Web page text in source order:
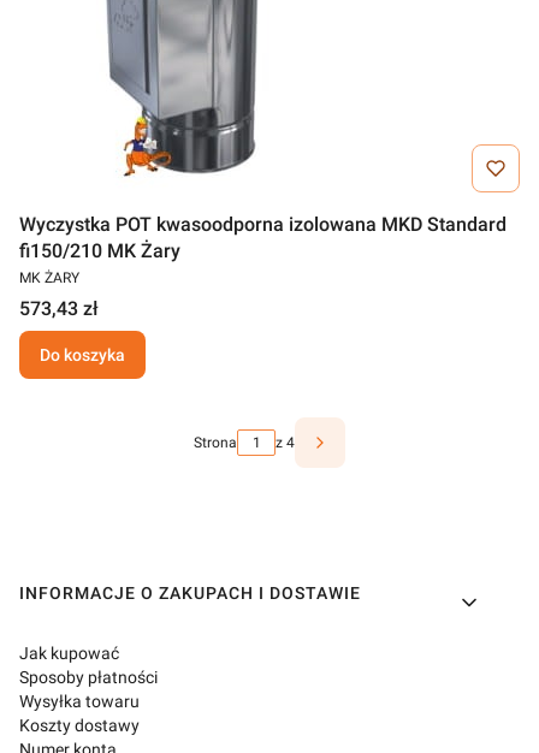
Wyczystka POT kwasoodporna izolowana MKD Standard
fi150/210 MK Żary
MK ŻARY
573,43 zł
Do koszyka
Strona z 4
Linki w stopce
INFORMACJE O ZAKUPACH I DOSTAWIE
Jak kupować
Sposoby płatności
Wysyłka towaru
Koszty dostawy